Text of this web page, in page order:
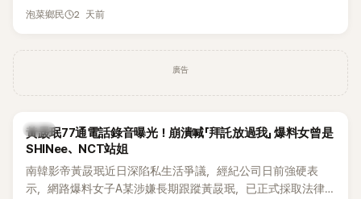
獲選為第三首翻唱歌曲的主唱，並於近期完成錄音。
泡菜鄉民 2 天前
廣告
韓星
黃晸珉77通電話錄音曝光！崩潰喊「拜託放過我」 爆料女曾是
SHINee、NCT站姐
南韓影帝黃晸珉近日深陷私生活爭議，經紀公司日前強硬表
示，網路爆料女子A某涉嫌長期跟蹤黃晸珉，已正式採取法律